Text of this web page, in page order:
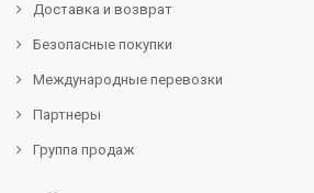
Доставка и возврат
Безопасные покупки
Международные перевозки
Партнеры
Группа продаж